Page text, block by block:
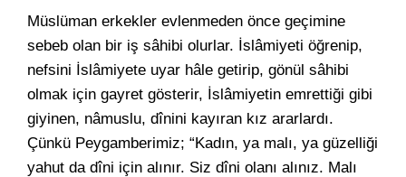
Müslüman erkekler evlenmeden önce geçimine
sebeb olan bir iş sâhibi olurlar. İslâmiyeti öğrenip,
nefsini İslâmiyete uyar hâle getirip, gönül sâhibi
olmak için gayret gösterir, İslâmiyetin emrettiği gibi
giyinen, nâmuslu, dînini kayıran kız ararlardı.
Çünkü Peygamberimiz; “Kadın, ya malı, ya güzelliği
yahut da dîni için alınır. Siz dîni olanı alınız. Malı